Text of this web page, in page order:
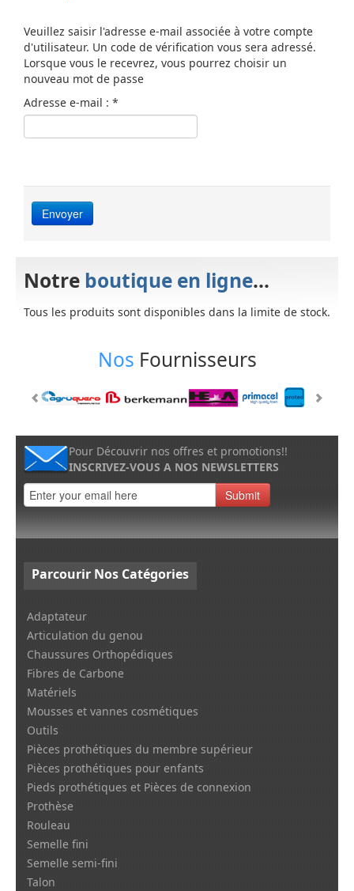
Veuillez saisir l'adresse e-mail associée à votre compte
d'utilisateur. Un code de vérification vous sera adressé.
Lorsque vous le recevrez, vous pourrez choisir un
nouveau mot de passe
Adresse e-mail : *
Envoyer
Notre boutique en ligne...
Tous les produits sont disponibles dans la limite de stock.
Nos Fournisseurs
Pour Découvrir nos offres et promotions!!
INSCRIVEZ-VOUS A NOS NEWSLETTERS
Submit
Parcourir Nos Catégories
Adaptateur
Articulation du genou
Chaussures Orthopédiques
Fibres de Carbone
Matériels
Mousses et vannes cosmétiques
Outils
Pièces prothétiques du membre supérieur
Pièces prothétiques pour enfants
Pieds prothétiques et Pièces de connexion
Prothèse
Rouleau
Semelle fini
Semelle semi-fini
Talon